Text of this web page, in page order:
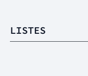
LISTES